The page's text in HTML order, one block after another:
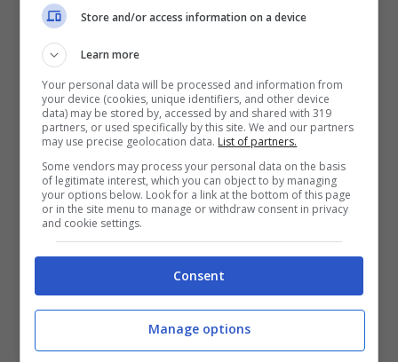
minuti ha chiesto di
Kathrynha dichiarato che, dal primo istante
in cui ha visto il cucciolone, sapeva che
sarebbe tornato a casa con lei, e tale
sensazione era reciproca.
Durante il viaggio in auto verso la sua
anziano cane
ha smesso di sorridere. Finalmente era
stato scelto e stava per iniziare una nuova
Store and/or access information on a device
Learn more
Your personal data will be processed and information from
your device (cookies, unique identifiers, and other device
data) may be stored by, accessed by and shared with 319
partners, or used specifically by this site. We and our partners
may use precise geolocation data. List of partners.
Some vendors may process your personal data on the basis
of legitimate interest, which you can object to by managing
your options below. Look for a link at the bottom of this page
or in the site menu to manage or withdraw consent in privacy
and cookie settings.
Consent
Manage options